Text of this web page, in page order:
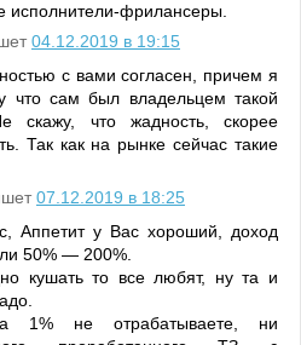
исполнители-фрилансеры.
04.12.2019 в 19:15
с вами согласен, причем я
что сам был владельцем такой
скажу, что жадность, скорее
Так как на рынке сейчас такие
07.12.2019 в 18:25
Аппетит у Вас хороший, доход
50% — 200%.
кушать то все любят, ну та и
1% не отрабатываете, ни